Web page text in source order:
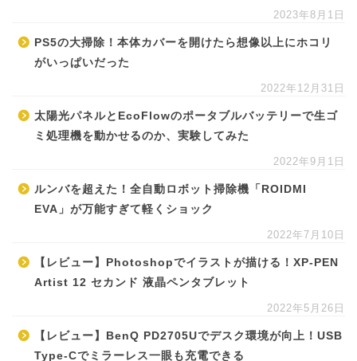
2023年8月1日
PS5の大掃除！本体カバーを開けたら想像以上にホコリ
がいっぱいだった
2022年12月31日
太陽光パネルとEcoFlowのポータブルバッテリーで生ゴ
ミ処理機を動かせるのか、実験してみた
2022年9月1日
ルンバを超えた！全自動ロボット掃除機「ROIDMI
EVA」が万能すぎて軽くショック
2022年7月10日
【レビュー】Photoshopでイラストが描ける！XP-PEN
Artist 12 セカンド 液晶ペンタブレット
2022年5月26日
【レビュー】BenQ PD2705Uでデスク環境が向上！USB
Type-Cでミラーレス一眼も充電できる